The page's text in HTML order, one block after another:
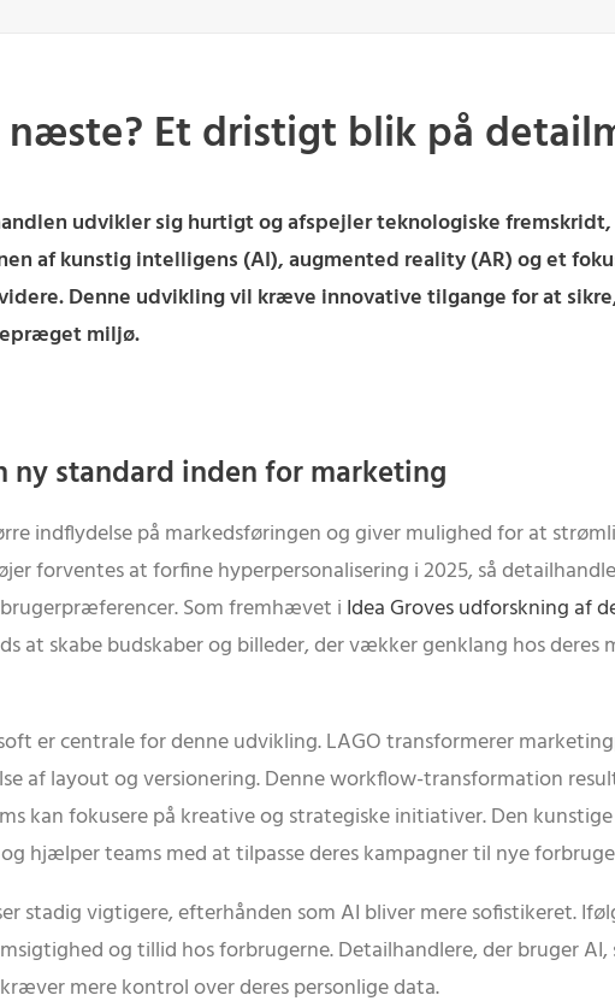
Et dristigt blik på
udvikler sig hurtigt og afspejler teknologiske
af kunstig intelligens (AI), augmented reality (AR) og et
Denne udvikling vil kræve innovative tilgange for at
miljø.
ny standard inden for marketing
indflydelse på markedsføringen og giver mulighed for at
forventes at forfine hyperpersonalisering i 2025, så
Som fremhævet i Idea Groves udforskning af
at skabe budskaber og billeder, der vækker genklang hos
er centrale for denne udvikling. LAGO transformerer
af layout og versionering. Denne workflow-transformation
kan fokusere på kreative og strategiske initiativer. Den
hjælper teams med at tilpasse deres kampagner til nye
stadig vigtigere, efterhånden som AI bliver mere sofistikeret.
og tillid hos forbrugerne. Detailhandlere, der bruger AI,
mere kontrol over deres personlige data.